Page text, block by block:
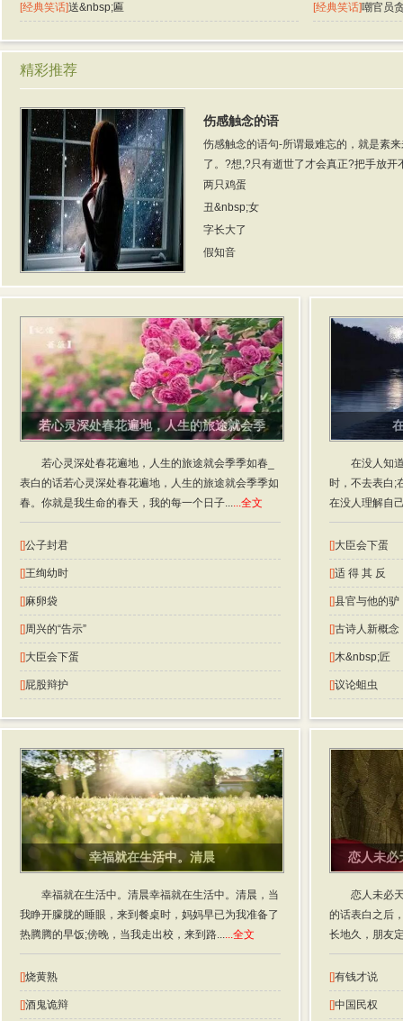
[经典笑话]送&nbsp;匾 [经典笑话]嘲官员
精彩推荐
伤感触念的语
伤感触念的语句-所谓最难忘的，就是素
了。?想,?只有逝世了才会真正?把手放开
两只鸡蛋
丑&nbsp;女
字长大了
假知音
若心灵深处春花遍地，人生的旅途就会季
若心灵深处春花遍地，人生的旅途就会季季如春_
表白的话若心灵深处春花遍地，人生的旅途就会季季如
春。你就是我生命的春天，我的每一个日子......全文
[]公子封君
[]王绚幼时
[]麻卵袋
[]周兴的“告示”
[]大臣会下蛋
[]屁股辩护
在没人知
时，不去表白;
在没人理解自
[]大臣会下蛋
[]适 得 其 反
[]县官与他的驴
[]古诗人新概念
[]木&nbsp;匠
[]议论蛆虫
幸福就在生活中。清晨
幸福就在生活中。清晨幸福就在生活中。清晨，当
我睁开朦胧的睡眼，来到餐桌时，妈妈早已为我准备了
热腾腾的早饭;傍晚，当我走出校，来到路......全文
[]烧黄熟
[]酒鬼诡辩
恋人未必
恋人未必
的话表白之后
长地久，朋友
[]有钱才说
[]中国民权